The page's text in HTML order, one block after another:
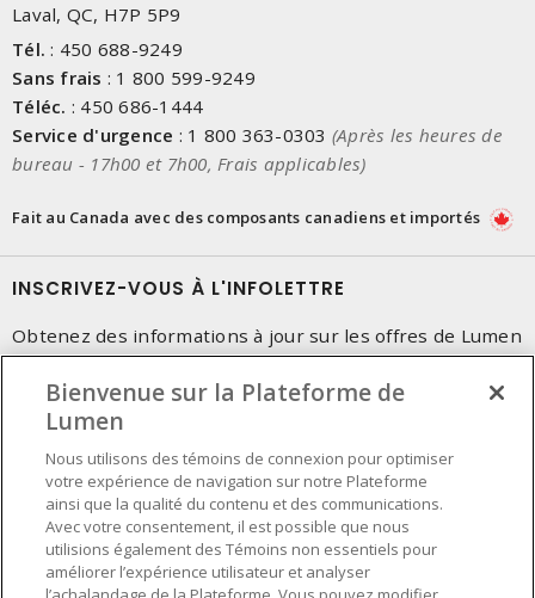
Laval, QC, H7P 5P9
Tél. : 450 688-9249
Sans frais : 1 800 599-9249
Téléc. : 450 686-1444
Service d'urgence : 1 800 363-0303 (Après les heures de
bureau - 17h00 et 7h00, Frais applicables)
Fait au Canada avec des composants canadiens et importés
INSCRIVEZ-VOUS À L'INFOLETTRE
Obtenez des informations à jour sur les offres de Lumen
Bienvenue sur la Plateforme de
Lumen
Nous utilisons des témoins de connexion pour optimiser
votre expérience de navigation sur notre Plateforme
ainsi que la qualité du contenu et des communications.
Avec votre consentement, il est possible que nous
utilisions également des Témoins non essentiels pour
améliorer l’expérience utilisateur et analyser